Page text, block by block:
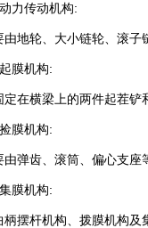
传动机构:
轮、大小链轮、滚子链
机构:
横梁上的两件起茬铲和
机构:
齿、滚筒、偏心支座等
机构:
杆机构、拨膜机构及集